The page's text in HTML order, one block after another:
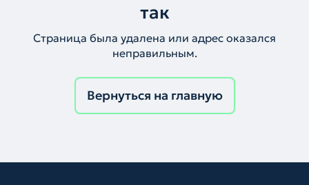
так
Страница была удалена или адрес оказался
неправильным.
Вернуться на главную